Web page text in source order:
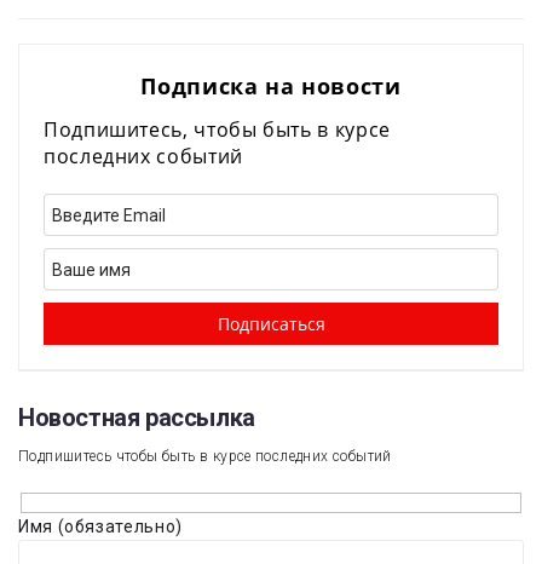
Подписка на новости
Подпишитесь, чтобы быть в курсе
последних событий
Новостная рассылка​
Подпишитесь чтобы быть в курсе последних событий
Имя (обязательно)